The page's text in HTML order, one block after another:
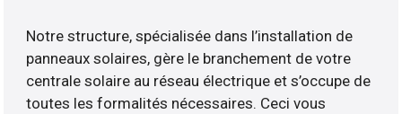
Notre structure, spécialisée dans l’installation de
panneaux solaires, gère le branchement de votre
centrale solaire au réseau électrique et s’occupe de
toutes les formalités nécessaires. Ceci vous